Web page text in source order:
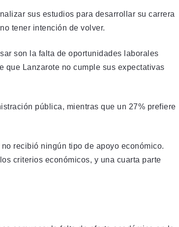
sus estudios para desarrollar su carrera
tener intención de volver.
son la falta de oportunidades laborales
que Lanzarote no cumple sus expectativas
pública, mientras que un 27% prefiere
recibió ningún tipo de apoyo económico.
criterios económicos, y una cuarta parte